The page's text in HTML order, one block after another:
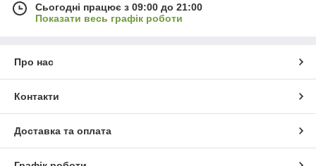
Сьогодні працює з 09:00 до 21:00
Показати весь графік роботи
Про нас
Контакти
Доставка та оплата